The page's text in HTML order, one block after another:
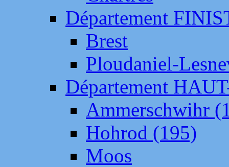
Département
Brest
Ploudaniel-
Département
Ammerschwihr
Hohrod (195)
Moos